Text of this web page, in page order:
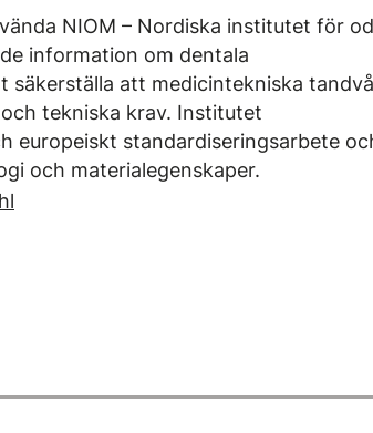
NIOM – Nordiska institutet för
information om dentala
säkerställa att medicintekniska
tekniska krav. Institutet
europeiskt standardiseringsarbete
och materialegenskaper.